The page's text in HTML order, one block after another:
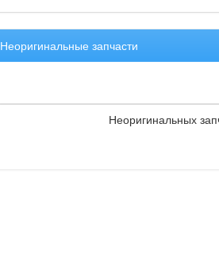
Неоригинальные запчасти
Неоригинальных